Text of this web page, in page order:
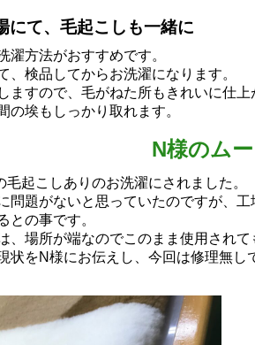
て、毛起こしも一緒に
濯方法がおすすめです。
、検品してからお洗濯になります。
ますので、毛がねた所もきれいに仕上
の埃もしっかり取れます。
N様のム
起こしありのお洗濯にされました。
問題がないと思っていたのですが、工
との事です。
、場所が端なのでこのまま使用されて
状をN様にお伝えし、今回は修理無し